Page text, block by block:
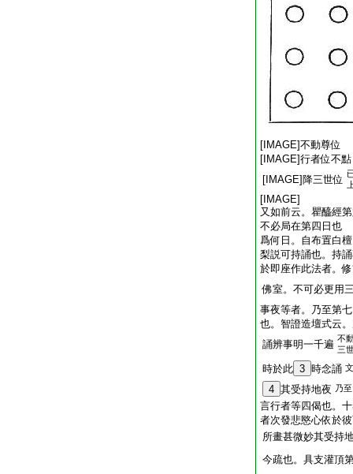
[IMAGE]不動尊位
[IMAGE]行者位不點
[IMAGE]降三世位
[IMAGE]
又如前云。瞿醯經
不必局在第四日也
爲何日。自布置白
梨説可持誦也。持
於即座作此法者。
佛室。不可必更用
事夜等者。乃至第
也。智證造壇式云
誦辨事明一千遍 不
三
時於此 3 時念誦 文
4 其受持地夜 乃至
言行者等四偈也。
者次發悲愍心依於
所畫甚微妙其受持
今疏也。具支灌頂